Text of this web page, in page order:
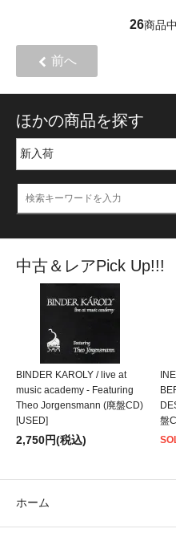
26商品中
前へ
ほかの商品を探す
中古＆レアPick Up!!!
BINDER KAROLY / live at
music academy - Featuring
Theo Jorgensmann (廃盤CD)
[USED]
2,750円(税込)
盤
ホーム